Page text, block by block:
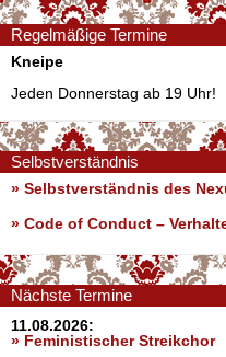
Regelmäßige Termine
Kneipe
Jeden Donnerstag ab 19 Uhr!
Selbstverständnis
» Selbstverständnis des
» Code of Conduct –
Nächste Termine
11.08.2026:
» Feministischer Streikchor